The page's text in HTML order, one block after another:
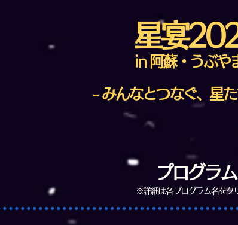
星宴
in 阿蘇・うぶや
- みんなとつなぐ、星
プログラム
​※詳細は各プログラム名をク